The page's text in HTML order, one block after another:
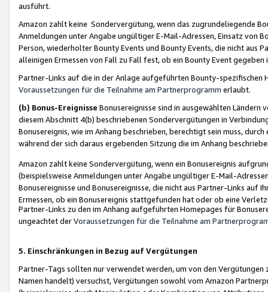
ausführt.
Amazon zahlt keine Sondervergütung, wenn das zugrundeliegende
Anmeldungen unter Angabe ungültiger E-Mail-Adressen, Einsatz von
Person, wiederholter Bounty Events und Bounty Events, die nicht
alleinigen Ermessen von Fall zu Fall fest, ob ein Bounty Event
Partner-Links auf die in der Anlage aufgeführten Bounty-spezifischen
Voraussetzungen für die Teilnahme am Partnerprogramm erlaubt.
(b) Bonus-Ereignisse Bonusereignisse sind in ausgewählten Ländern
diesem Abschnitt 4(b) beschriebenen Sondervergütungen in
Bonusereignis, wie im Anhang beschrieben, berechtigt sein muss,
während der sich daraus ergebenden Sitzung die im Anhang
Amazon zahlt keine Sondervergütung, wenn ein Bonusereignis
(beispielsweise Anmeldungen unter Angabe ungültiger E-Mail-
Bonusereignisse und Bonusereignisse, die nicht aus Partner-Links auf
Ermessen, ob ein Bonusereignis stattgefunden hat oder ob eine
Partner-Links zu den im Anhang aufgeführten Homepages für
ungeachtet derVoraussetzungen für die Teilnahme am
5. Einschränkungen in Bezug auf Vergütungen
Partner-Tags sollten nur verwendet werden, um von den
Namen handelt) versuchst, Vergütungen sowohl vom Amazon